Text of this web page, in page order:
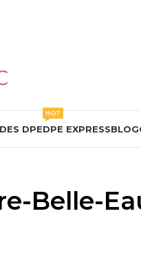
DPEDPE EXPRESS
HOT
BLOG
Belle-